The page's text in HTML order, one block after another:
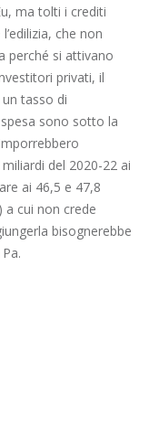
ma tolti i crediti
che non
perché si attivano
privati, il
tasso di
sono sotto la
del 2020-22 ai
ai 46,5 e 47,8
a cui non crede
bisognerebbe